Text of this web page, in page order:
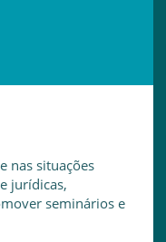
nas situações
jurídicas,
seminários e